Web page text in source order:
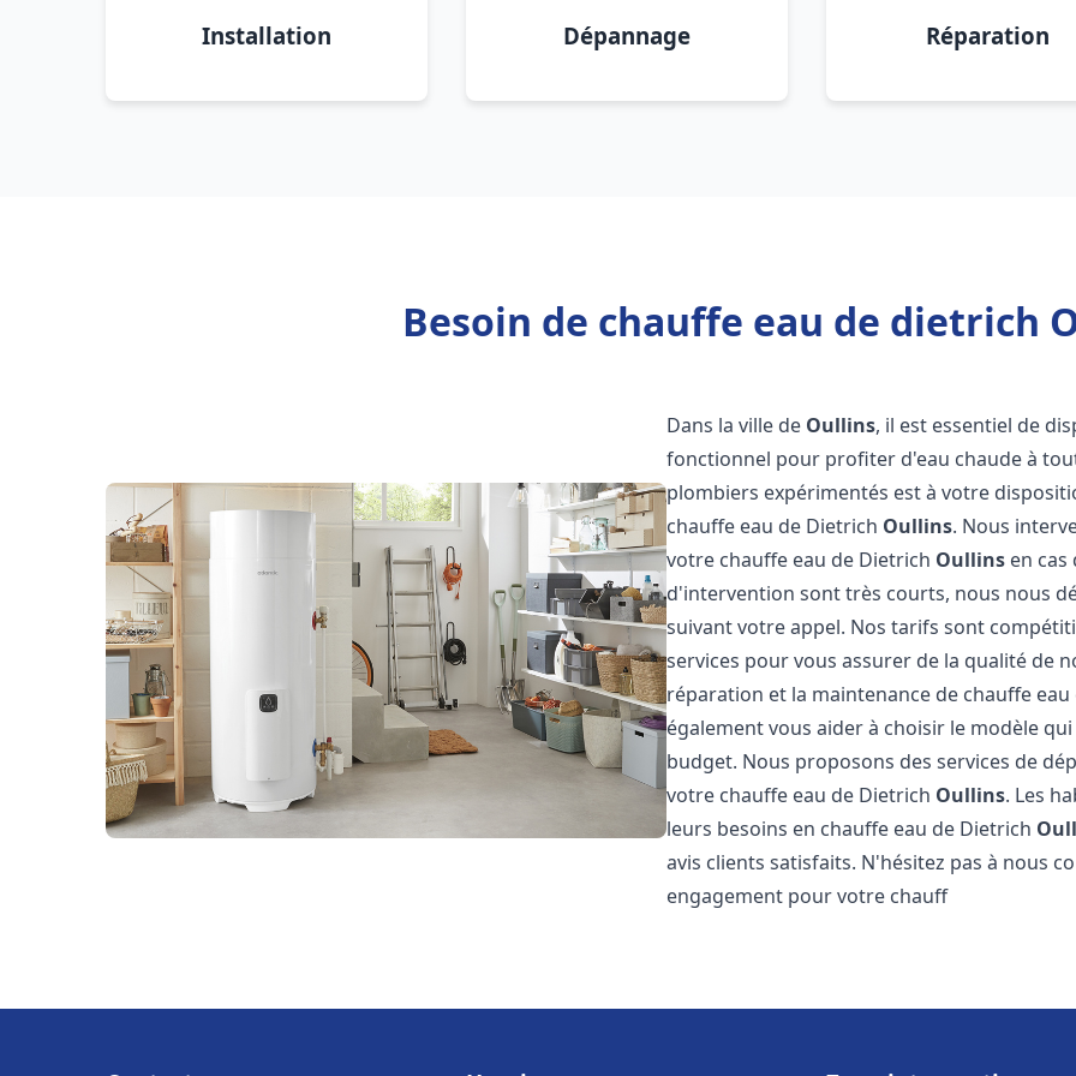
Installation Dépannage Réparation
Besoin de chauffe eau de dietrich
Dans la ville de Oullins, il est essentiel de
fonctionnel pour profiter d'eau chaude à
plombiers expérimentés est à votre
chauffe eau de Dietrich Oullins. Nous
votre chauffe eau de Dietrich Oullins en
d'intervention sont très courts, nous nous
suivant votre appel. Nos tarifs sont
services pour vous assurer de la qualité de
réparation et la maintenance de chauffe
également vous aider à choisir le modèle
budget. Nous proposons des services de
votre chauffe eau de Dietrich Oullins. Les
leurs besoins en chauffe eau de Dietrich
avis clients satisfaits. N'hésitez pas à nous
engagement pour votre chauff